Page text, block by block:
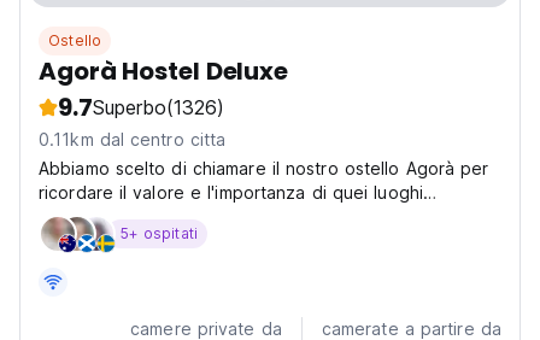
Ostello
Agorà Hostel Deluxe
9.7Superbo(1326)
0.11km dal centro citta
Abbiamo scelto di chiamare il nostro ostello Agorà per
ricordare il valore e l'importanza di quei luoghi
dell'antica Grecia.
5+ ospitati
camere private da camerate a partire da